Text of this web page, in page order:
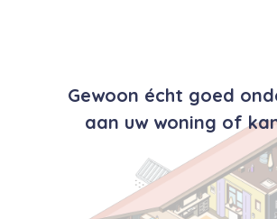
Gewoon écht goed
aan uw woning of